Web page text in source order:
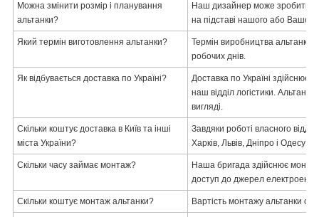
Можна змінити розмір і планування
альтанки?
Наш дизайнер може зробити
на підставі нашого або
Який термін виготовлення альтанки?
Термін виробництва альтанки
робочих днів.
Як відбувається доставка по Україні?
Доставка по Україні
наш відділ логістики.
вигляді.
Скільки коштує доставка в Київ та інші
міста України?
Завдяки роботі власного
Харків, Львів, Дніпро і Одесу -
Скільки часу займає монтаж?
Наша бригада здійснює
доступ до джерел
Скільки коштує монтаж альтанки? Вартість монтажу альтанки